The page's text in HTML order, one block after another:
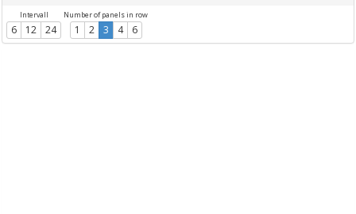
Intervall
6 12 24
Number of panels in row
1 2 3 4 6